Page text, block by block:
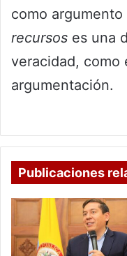
como
recursos es una
veracidad, como
argumentación.
Publicaciones